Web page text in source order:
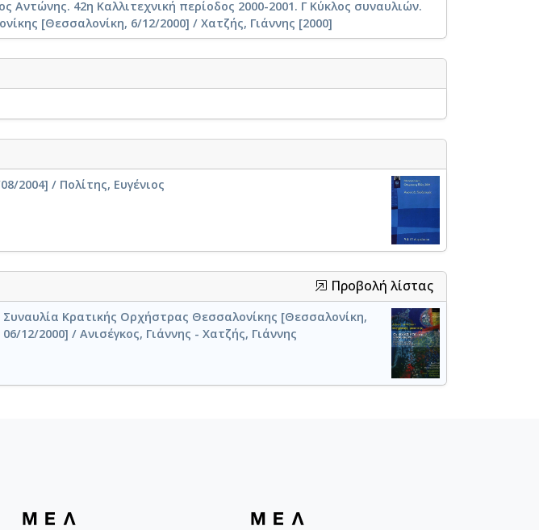
42η Καλλιτεχνική περίοδος 2000-2001. Γ Κύκλος συναυλιών.
[Θεσσαλονίκη, 6/12/2000] / Χατζής, Γιάννης [2000]
2004] / Πολίτης, Ευγένιος
Προβολή λίστας
Συναυλία Κρατικής Ορχήστρας Θεσσαλονίκης [Θεσσαλονίκη,
06/12/2000] / Ανισέγκος, Γιάννης - Χατζής, Γιάννης